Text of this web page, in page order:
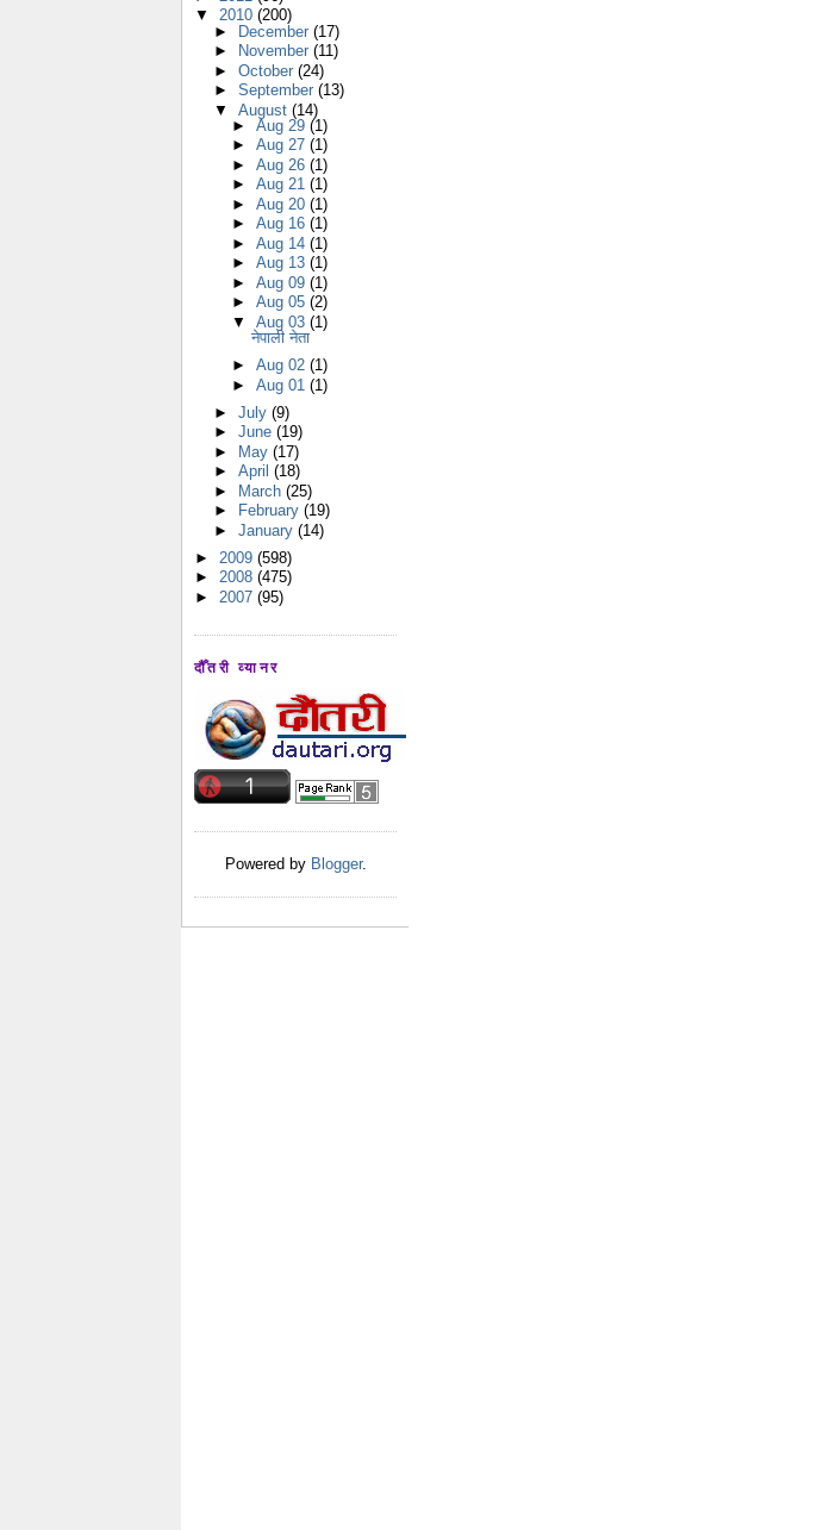
▼ 2010 (200)
► December (17)
►
November (11)
► October (24)
► September (13)
▼ August (14)
►Aug 29(1)
►Aug 27(1)
►Aug 26(1)
►Aug 21(1)
►Aug 20(1)
►Aug 16(1)
►Aug 14(1)
►Aug 13(1)
►Aug 09(1)
►Aug 05(2)
▼Aug 03(1)
नेपाली नेता
►Aug 02(1)
►Aug 01(1)
► July (9)
► June (19)
► May (17)
► April (18)
► March (25)
►
February (19)
► January (14)
► 2009 (598)
► 2008 (475)
► 2007 (95)
दौँतरी व्यानर
Powered by Blogger.